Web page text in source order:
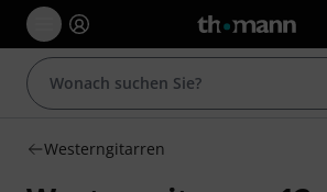
Westerngitarren